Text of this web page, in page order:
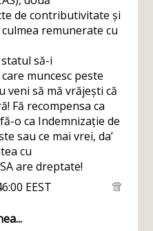
de contributivitate și
remunerate cu
statul să-i
muncesc peste
veni să mă vrăjești că
Fă recompensa ca
o ca Indemnizație de
sau ce mai vrei, da’
cu
are dreptate!
EEST